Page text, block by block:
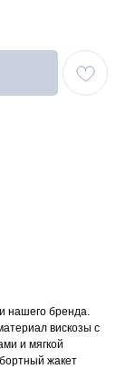
нашего бренда.
вискозы с
и мягкой
жакет